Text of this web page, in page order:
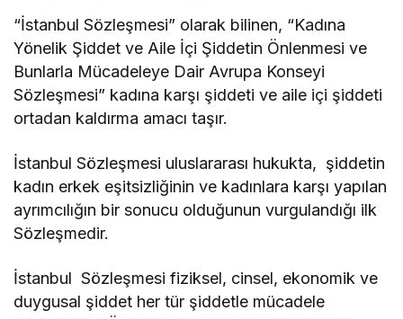
“İstanbul Sözleşmesi” olarak bilinen, “Kadına
Yönelik Şiddet ve Aile İçi Şiddetin Önlenmesi ve
Bunlarla Mücadeleye Dair Avrupa Konseyi
Sözleşmesi” kadına karşı şiddeti ve aile içi şiddeti
ortadan kaldırma amacı taşır.
İstanbul Sözleşmesi uluslararası hukukta, şiddetin
kadın erkek eşitsizliğinin ve kadınlara karşı yapılan
ayrımcılığın bir sonucu olduğunun vurgulandığı ilk
Sözleşmedir.
İstanbul Sözleşmesi fiziksel, cinsel, ekonomik ve
duygusal şiddet her tür şiddetle mücadele